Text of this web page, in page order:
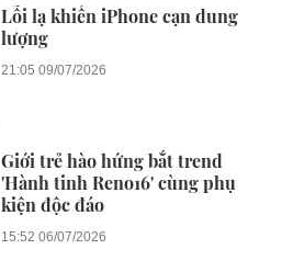
Lỗi lạ khiến iPhone cạn dung
lượng
21:05 09/07/2026
Giới trẻ hào hứng bắt trend
'Hành tinh Reno16' cùng phụ
kiện độc đáo
15:52 06/07/2026